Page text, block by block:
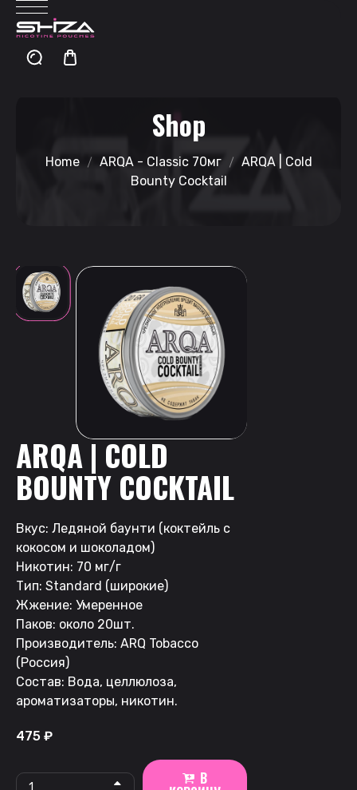
Shop
Home ARQA - Classic 70мг
ARQA | Cold
Bounty Cocktail
ARQA | COLD
BOUNTY COCKTAIL
Вкус: Ледяной баунти (коктейль с
кокосом и шоколадом)
Никотин: 70 мг/г
Тип: Standard (широкие)
Жжение: Умеренное
Паков: около 20шт.
Производитель: ARQ Tobacco
(Россия)
Состав: Вода, целлюлоза,
ароматизаторы, никотин.
475 ₽
ARQA
В